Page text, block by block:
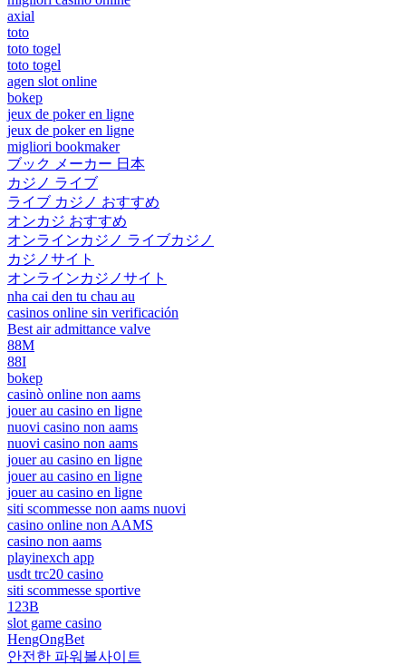
axial
toto
toto togel
toto togel
agen slot online
bokep
jeux de poker en ligne
jeux de poker en ligne
migliori bookmaker
ブック メーカー 日本
カジノ ライブ
ライブ カジノ おすすめ
オンカジ おすすめ
オンラインカジノ ライブカジノ
カジノサイト
オンラインカジノサイト
nha cai den tu chau au
casinos online sin verificación
Best air admittance valve
88M
88I
bokep
casinò online non aams
jouer au casino en ligne
nuovi casino non aams
nuovi casino non aams
jouer au casino en ligne
jouer au casino en ligne
jouer au casino en ligne
siti scommesse non aams nuovi
casino online non AAMS
casino non aams
playinexch app
usdt trc20 casino
siti scommesse sportive
123B
slot game casino
HengOngBet
안전한 파워볼사이트